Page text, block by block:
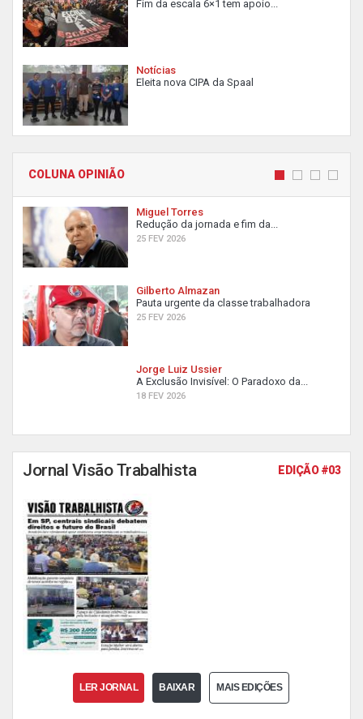
Fim da escala 6×1 tem apoio...
Notícias
Eleita nova CIPA da Spaal
COLUNA OPINIÃO
Miguel Torres
Redução da jornada e fim da...
25 FEV 2026
Gilberto Almazan
Pauta urgente da classe trabalhadora
25 FEV 2026
Jorge Luiz Ussier
A Exclusão Invisível: O Paradoxo da...
18 FEV 2026
Jornal Visão Trabalhista EDIÇÃO #03
LER JORNAL BAIXAR MAIS EDIÇÕES